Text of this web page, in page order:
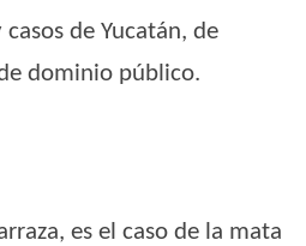
de Yucatán, de
dominio público.
es el caso de la mata